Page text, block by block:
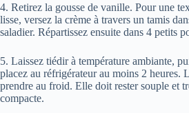
4. Retirez la gousse de vanille. Pour une
lisse, versez la crème à travers un tamis
saladier. Répartissez ensuite dans 4 petits
5. Laissez tiédir à température ambiante,
placez au réfrigérateur au moins 2 heures.
prendre au froid. Elle doit rester souple et
compacte.